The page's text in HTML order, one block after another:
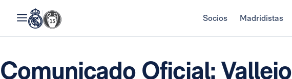
Socios Madridistas
Comunicado Oficial: Vallejo